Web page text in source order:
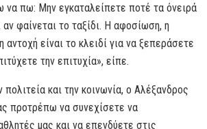
να πω: Μην εγκαταλείπετε ποτέ τα όνειρά
φαίνεται το ταξίδι. Η αφοσίωση, η
αντοχή είναι το κλειδί για να ξεπεράσετε
την επιτυχία», είπε.
και την κοινωνία, ο Αλέξανδρος
προτρέπω να συνεχίσετε να
μας και να επενδύετε στις